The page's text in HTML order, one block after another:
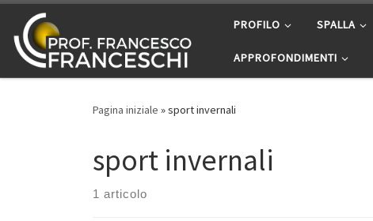
Passa al contenuto PROFILO SPALLA
APPROFONDIMENTI
Pagina iniziale »sport invernali
sport invernali
1 articolo